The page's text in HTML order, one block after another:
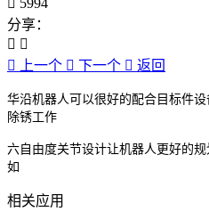
分享：
上一个 下一个 返回
华沿机器人可以很好的配合目标件
除锈工作
六自由度关节设计让机器人更好的
如
相关应用